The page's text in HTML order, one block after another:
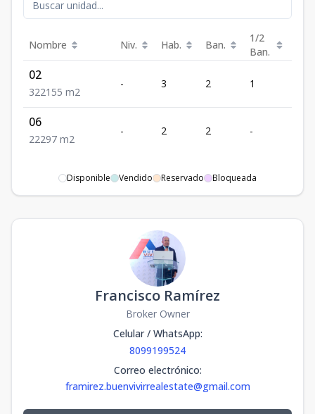
Nombre Niv. Hab. Ban.
1/2
Ban.
02
322155 m2
- 3 2 1
06
22297 m2
- 2 2 -
Disponible Vendido Reservado Bloqueada
Francisco Ramírez
Broker Owner
Celular / WhatsApp:
8099199524
Correo electrónico:
framirez.buenvivirrealestate@gmail.com